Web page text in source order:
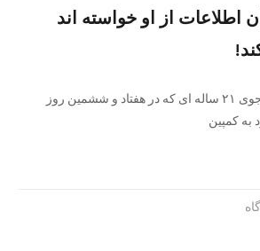
اطلاعات از او خواسته اند
مادر کسری نوری، دانشجوی ۲۱ ساله ای که در هفتاد و ششمین روز
کمپین